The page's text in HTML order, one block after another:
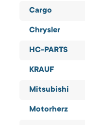
Cargo
Chrysler
HC-PARTS
KRAUF
Mitsubishi
Motorherz